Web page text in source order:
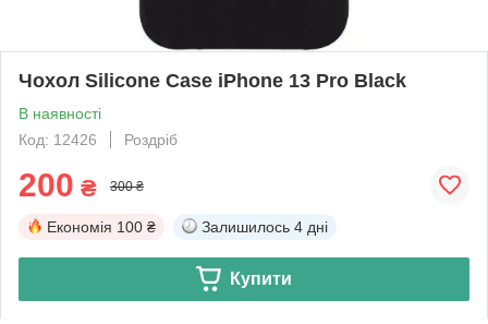
Чохол Silicone Case iPhone 13 Pro Black
В наявності
Код: 12426
Роздріб
200 ₴ 300 ₴
Економія 100 ₴ Залишилось 4 дні
Купити